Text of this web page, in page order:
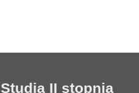
Studia II stopnia